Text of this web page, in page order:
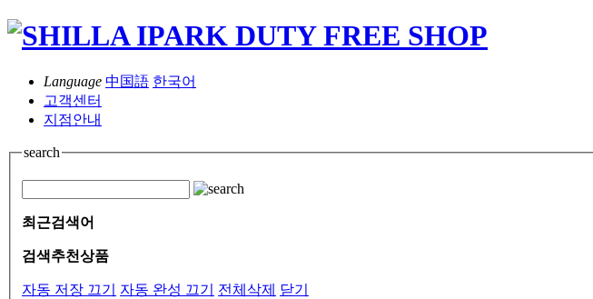
Language 中国語 한국어
고객센터
지점안내
search
최근검색어
검색추천상품
자동 저장 끄기 자동 완성 끄기 전체삭제 닫기